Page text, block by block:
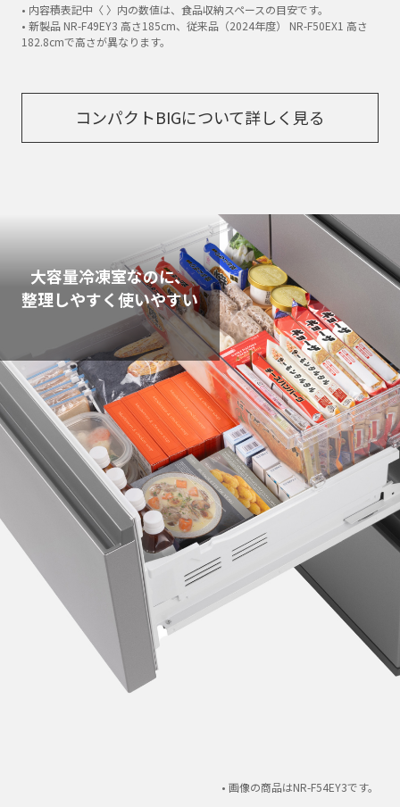
• 内容積表記中〈 〉内の数値は、食品収納スペースの目安です。
• 新製品 NR-F49EY3 高さ185cm、従来品（2024年度） NR-F50EX1 高さ
182.8cmで高さが異なります。
コンパクトBIGについて詳しく見る
大容量冷凍室なのに、
整理しやすく使いやすい
• 画像の商品はNR-F54EY3です。